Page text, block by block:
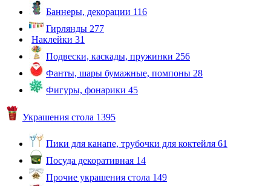
Баннеры, декорации 116
Гирлянды 277
Наклейки 31
Подвески, каскады, пружинки 256
Фанты, шары бумажные, помпоны 28
Фигуры, фонарики 45
Украшения стола 1395
Пики для канапе, трубочки для коктейля 61
Посуда декоративная 14
Прочие украшения стола 149